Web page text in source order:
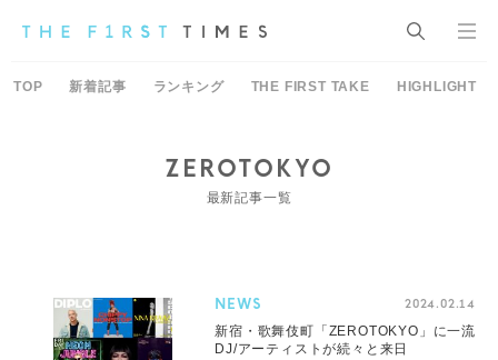
TOP 新着記事 ランキング THE FIRST TAKE HIGHLIGHT
ZEROTOKYO
最新記事一覧
NEWS 2024.02.14
新宿・歌舞伎町「ZEROTOKYO」に一流
DJ/アーティストが続々と来日